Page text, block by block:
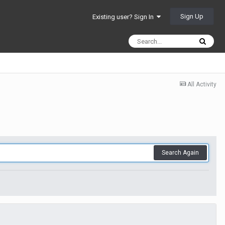
Existing user? Sign In Sign Up
All Activity
Search Again